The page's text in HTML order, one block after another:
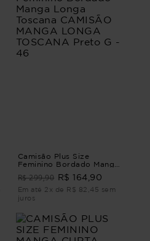
Camisão Plus Size
Feminino Bordado Manga
Longa Toscana CAMISÃO
MANGA LONGA
TOSCANA Preto G - 46
R$ 299,90 R$ 164,90
Em até 2x de R$ 82,45 sem
juros